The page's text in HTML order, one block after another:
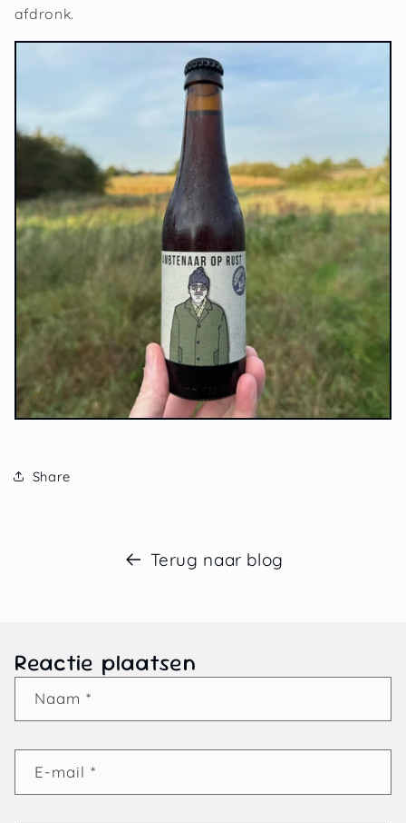
afdronk.
Share
Terug naar blog
Reactie plaatsen
Naam *
E‑mail*